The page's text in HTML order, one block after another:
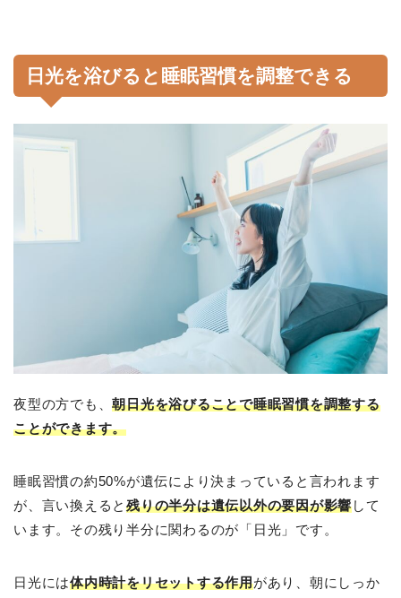
日光を浴びると睡眠習慣を調整できる
夜型の方でも、朝日光を浴びることで睡眠習慣を調整する
ことができます。
睡眠習慣の約50%が遺伝により決まっていると言われます
が、言い換えると残りの半分は遺伝以外の要因が影響して
います。その残り半分に関わるのが「日光」です。
日光には体内時計をリセットする作用があり、朝にしっか